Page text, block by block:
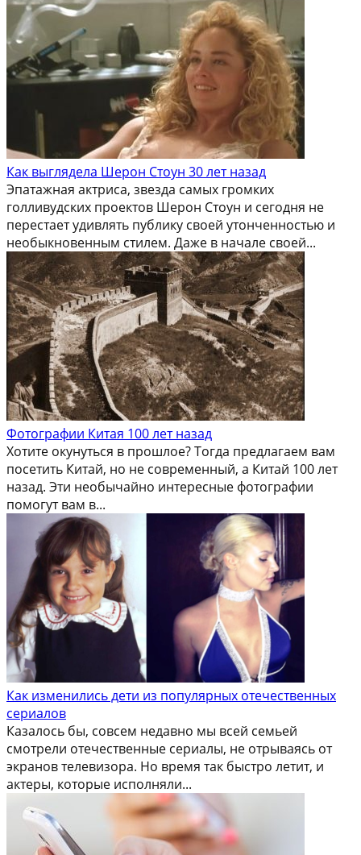
Как выглядела Шерон Стоун 30 лет назад
Эпатажная актриса, звезда самых громких
голливудских проектов Шерон Стоун и сегодня не
перестает удивлять публику своей утонченностью и
необыкновенным стилем. Даже в начале своей...
Фотографии Китая 100 лет назад
Хотите окунуться в прошлое? Тогда предлагаем вам
посетить Китай, но не современный, а Китай 100 лет
назад. Эти необычайно интересные фотографии
помогут вам в...
Как изменились дети из популярных отечественных
сериалов
Казалось бы, совсем недавно мы всей семьей
смотрели отечественные сериалы, не отрываясь от
экранов телевизора. Но время так быстро летит, и
актеры, которые исполняли...